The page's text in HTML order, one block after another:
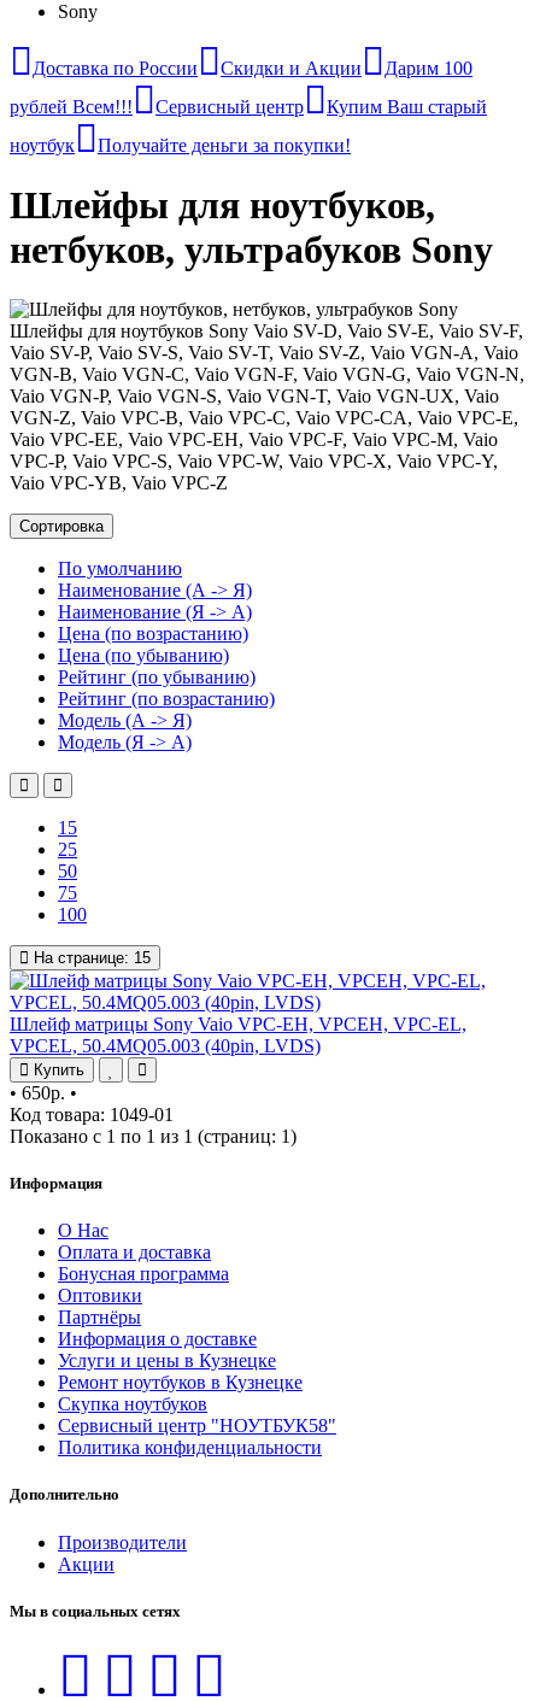
Sony
Доставка по России Скидки и Акции
Дарим 100
рублей Всем!!!
Сервисный центр
Купим Ваш старый
ноутбук
Получайте деньги за покупки!
Шлейфы для ноутбуков,
нетбуков, ультрабуков Sony
Шлейфы для ноутбуков Sony Vaio SV-D, Vaio SV-E, Vaio SV-F,
Vaio SV-P, Vaio SV-S, Vaio SV-T, Vaio SV-Z, Vaio VGN-A, Vaio
VGN-B, Vaio VGN-C, Vaio VGN-F, Vaio VGN-G, Vaio VGN-N,
Vaio VGN-P, Vaio VGN-S, Vaio VGN-T, Vaio VGN-UX, Vaio
VGN-Z, Vaio VPC-B, Vaio VPC-C, Vaio VPC-CA, Vaio VPC-E,
Vaio VPC-EE, Vaio VPC-EH, Vaio VPC-F, Vaio VPC-M, Vaio
VPC-P, Vaio VPC-S, Vaio VPC-W, Vaio VPC-X, Vaio VPC-Y,
Vaio VPC-YB, Vaio VPC-Z
Сортировка
По умолчанию
Наименование (А -> Я)
Наименование (Я -> А)
Цена (по возрастанию)
Цена (по убыванию)
Рейтинг (по убыванию)
Рейтинг (по возрастанию)
Модель (А -> Я)
Модель (Я -> А)
15
25
50
75
100
На странице: 15
Шлейф матрицы Sony Vaio VPC-EH, VPCEH, VPC-EL,
VPCEL, 50.4MQ05.003 (40pin, LVDS)
Купить
• 650р. •
Код товара: 1049-01
Показано с 1 по 1 из 1 (страниц: 1)
Информация
О Нас
Оплата и доставка
Бонусная программа
Оптовики
Партнёры
Информация о доставке
Услуги и цены в Кузнецке
Ремонт ноутбуков в Кузнецке
Скупка ноутбуков
Сервисный центр "НОУТБУК58"
Политика конфиденциальности
Дополнительно
Производители
Акции
Мы в социальных сетях